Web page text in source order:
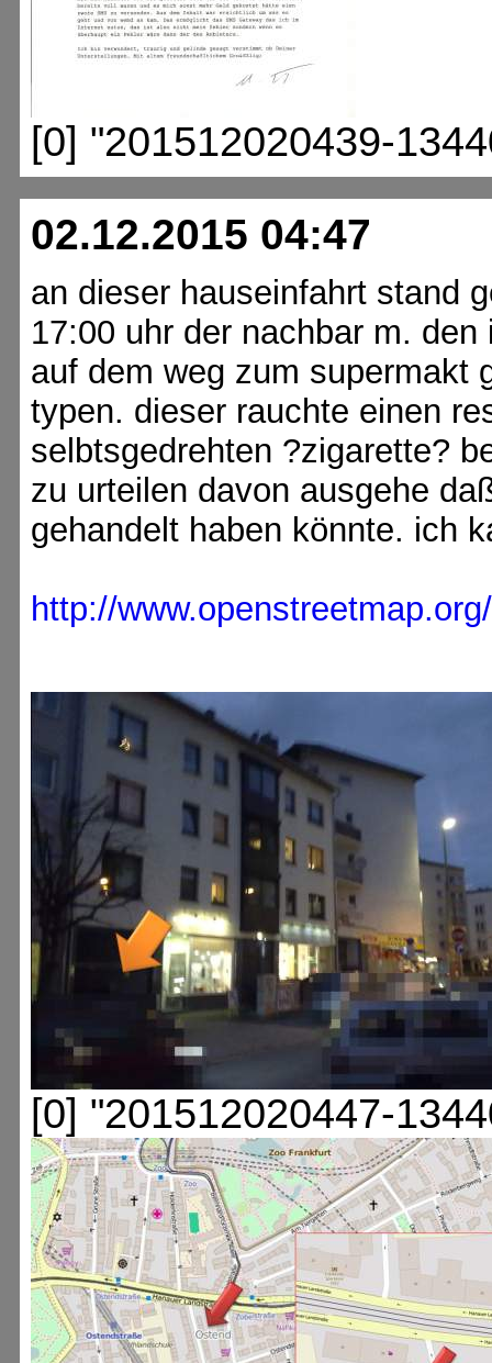
[0] "201512020439-
02.12.2015 04:47
an dieser hauseinfahrt stand
17:00 uhr der nachbar m.
auf dem weg zum supermakt
typen. dieser rauchte einen
selbtsgedrehten ?zigarette?
zu urteilen davon ausgehe
gehandelt haben könnte. ich
http://
[0] "201512020447-